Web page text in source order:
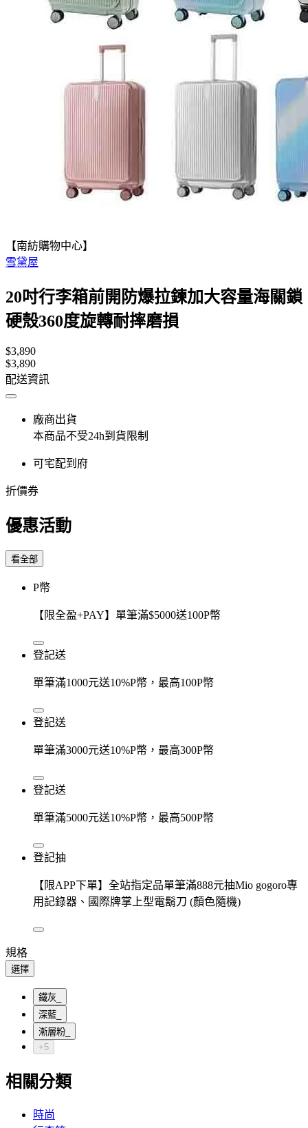
【南紡購物中心】
雪黛屋
20吋行李箱前開防爆拉鍊加大容量海關鎖
硬殼360度旋轉耐摔磨損
$3,890
$3,890
配送資訊
廠商出貨
本商品不受24h到貨限制
可宅配到府
折價券
優惠活動
看全部
P幣
【限全盈+PAY】單筆滿$5000送100P幣
登記送
單筆滿1000元送10%P幣，最高100P幣
登記送
單筆滿3000元送10%P幣，最高300P幣
登記送
單筆滿5000元送10%P幣，最高500P幣
登記抽
【限APP下單】全站指定品單筆滿888元抽Mio gogoro專
用記錄器、國際牌掌上型電鬍刀 (顏色隨機)
規格
選擇
鐵灰_
深藍_
漸層粉_
+5
相關分類
時尚